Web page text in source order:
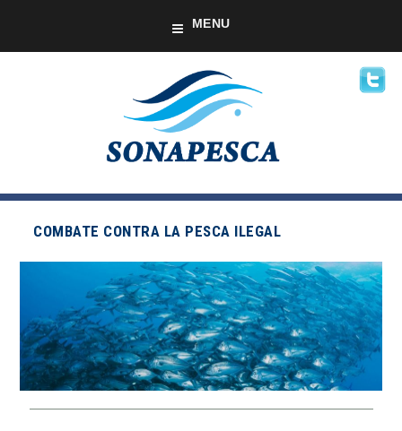
MENU
COMBATE CONTRA LA PESCA ILEGAL